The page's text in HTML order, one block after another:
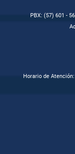
PBX: (57) 601 -
Horario de